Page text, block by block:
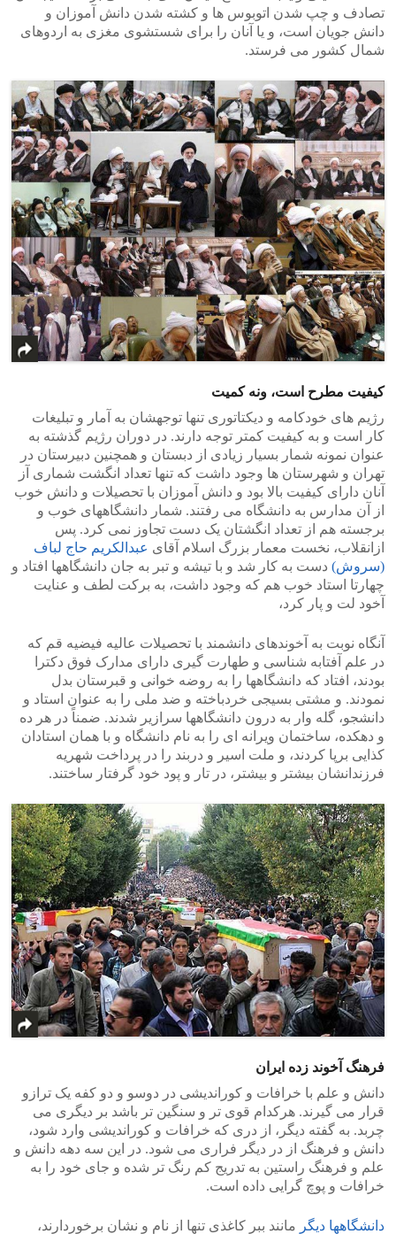
تصادف و چپ شدن اتوبوس ها و کشته شدن دانش آموزان و
دانش جویان است، و یا آنان را برای شستشوی مغزی به اردوهای
شمال کشور می فرستد.
کیفیت مطرح است، ونه کمیت
رژیم های خودکامه و دیکتاتوری تنها توجهشان به آمار و تبلیغات
کار است و به کیفیت کمتر توجه دارند. در دوران رژیم گذشته به
عنوان نمونه شمار بسیار زیادی از دبستان و همچنین دبیرستان در
تهران و شهرستان ها وجود داشت که تنها تعداد انگشت شماری آز
آنان دارای کیفیت بالا بود و دانش آموزان با تحصیلات و دانش خوب
از آن مدارس به دانشگاه می رفتند. شمار دانشگاههای خوب و
برجسته هم از تعداد انگشتان یک دست تجاوز نمی کرد. پس
ازانقلاب، نخست معمار بزرگ اسلام آقای عبدالکریم حاج لباف
(سروش) دست به کار شد و با تیشه و تبر به جان دانشگاهها افتاد و
چهارتا استاد خوب هم که وجود داشت، به برکت لطف و عنایت
آخود لت و پار کرد،
آنگاه نوبت به آخوندهای دانشمند با تحصیلات عالیه فیضیه قم که
در علم آفتابه شناسی و طهارت گیری دارای مدارک فوق دکترا
بودند، افتاد که دانشگاهها را به روضه خوانی و قبرستان بدل
نمودند. و مشتی بسیجی خردباخته و ضد ملی را به عنوان استاد و
دانشجو، گله وار به درون دانشگاهها سرازیر شدند. ضمناً در هر ده
و دهکده، ساختمان ویرانه ای را به نام دانشگاه و با همان استادان
کذایی برپا کردند، و ملت اسیر و دربند را در پرداخت شهریه
فرزندانشان بیشتر و بیشتر، در تار و پود خود گرفتار ساختند.
فرهنگ آخوند زده ایران
دانش و علم با خرافات و کوراندیشی در دوسو و دو کفه یک ترازو
قرار می گیرند. هرکدام قوی تر و سنگین تر باشد بر دیگری می
چربد. به گفته دیگر، از دری که خرافات و کوراندیشی وارد شود،
دانش و فرهنگ از در دیگر فراری می شود. در این سه دهه دانش و
علم و فرهنگ راستین به تدریج کم رنگ تر شده و جای خود را به
خرافات و پوچ گرایی داده است.
دانشگاهها دیگر مانند ببر کاغذی تنها از نام و نشان برخوردارند،